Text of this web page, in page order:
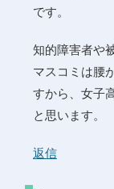
です。
知的障害者や
マスコミは腰
すから、女子
と思います。
返信